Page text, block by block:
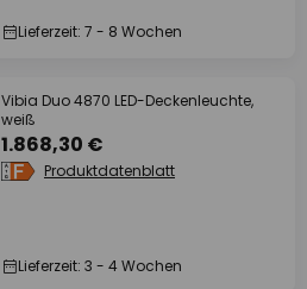
Lieferzeit: 7 - 8 Wochen
Vibia Duo 4870 LED-Deckenleuchte,
weiß
1.868,30 €
Produktdatenblatt
Lieferzeit: 3 - 4 Wochen